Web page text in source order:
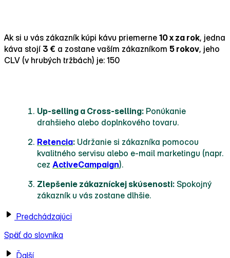
Ak si u vás zákazník kúpi kávu priemerne 10 x za rok, jedna
káva stojí 3 € a zostane vaším zákazníkom 5 rokov, jeho
CLV (v hrubých tržbách) je: 150
Up‑selling a Cross‑selling: Ponúkanie
drahšieho alebo doplnkového tovaru.
Retencia: Udržanie si zákazníka pomocou
kvalitného servisu alebo e‑mail marketingu (napr.
cez ActiveCampaign).
Zlepšenie zákazníckej skúsenosti: Spokojný
zákazník u vás zostane dlhšie.
Predchádzajúci
Späť do slovníka
Ďalší